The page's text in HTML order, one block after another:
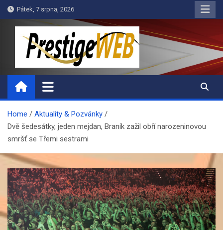
Skip
to
Pátek, 7 srpna, 2026
PrestigeWEB
Home
Aktuality & Pozvánky
Dvě šedesátky, jeden mejdan, Braník zažil obří narozeninovou
smršť se Třemi sestrami